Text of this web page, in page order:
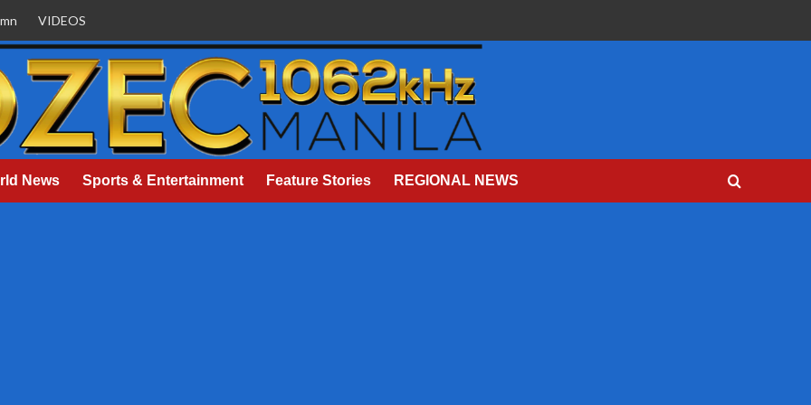
VIDEOS
News Sports & Entertainment Feature Stories REGIONAL NEWS